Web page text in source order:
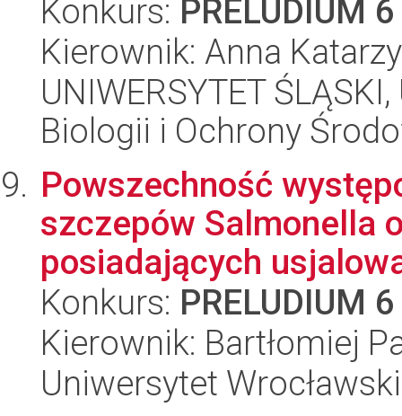
Konkurs: PRELUDIUM 6
Kierownik: Anna
UNIWERSYTET
Biologii i Ochrony
Powszechność
szczepów Salmonella
posiadających
Konkurs: PRELUDIUM 6
Kierownik: Bartłomiej
Uniwersytet